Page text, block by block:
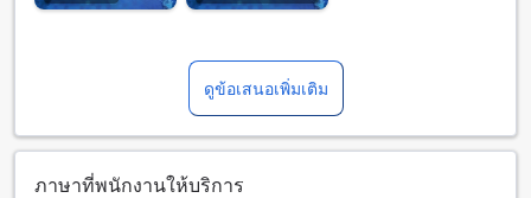
ดูข้อเสนอเพิ่มเติม
ภาษาที่พนักงานให้บริการ